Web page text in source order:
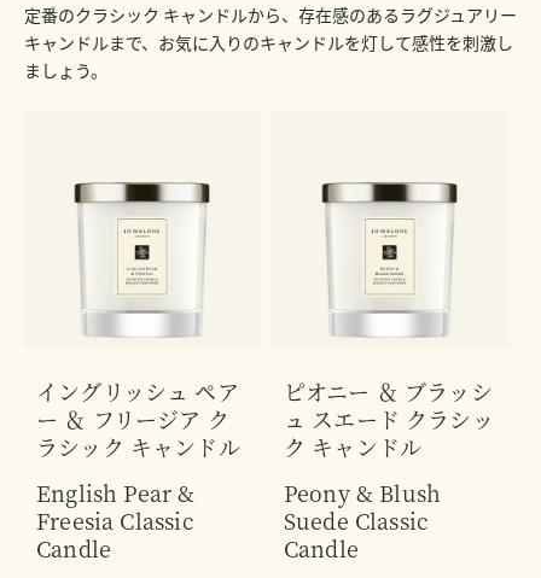
定番のクラシック キャンドルから、存在感のあるラグジュアリー
キャンドルまで、お気に入りのキャンドルを灯して感性を刺激し
ましょう。
イングリッシュ ペア
ー ＆ フリージア ク
ラシック キャンドル
English Pear &
Freesia Classic
Candle
ピオニー ＆ ブラッシ
ュ スエード クラシッ
ク キャンドル
Peony & Blush
Suede Classic
Candle